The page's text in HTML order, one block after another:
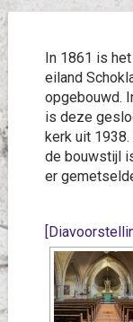
In 1861 is
eiland
opgebouwd.
is deze
kerk uit
de bouwstijl
er